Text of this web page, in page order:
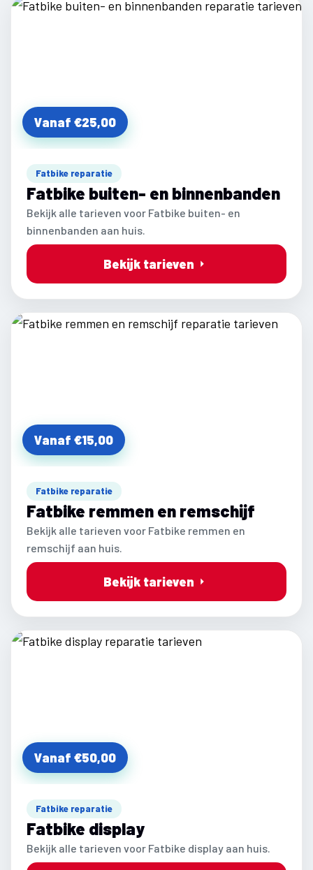
Vanaf €25,00
Fatbike reparatie
Fatbike buiten- en binnenbanden
Bekijk alle tarieven voor Fatbike buiten- en
binnenbanden aan huis.
Bekijk tarieven
Vanaf €15,00
Fatbike reparatie
Fatbike remmen en remschijf
Bekijk alle tarieven voor Fatbike remmen en
remschijf aan huis.
Bekijk tarieven
Vanaf €50,00
Fatbike reparatie
Fatbike display
Bekijk alle tarieven voor Fatbike display aan huis.